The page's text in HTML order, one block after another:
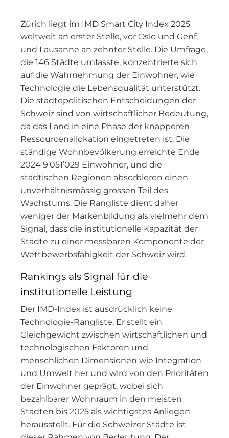
Zürich liegt im IMD Smart City Index 2025
weltweit an erster Stelle, vor Oslo und Genf,
und Lausanne an zehnter Stelle. Die Umfrage,
die 146 Städte umfasste, konzentrierte sich
auf die Wahrnehmung der Einwohner, wie
Technologie die Lebensqualität unterstützt.
Die städtepolitischen Entscheidungen der
Schweiz sind von wirtschaftlicher Bedeutung,
da das Land in eine Phase der knapperen
Ressourcenallokation eingetreten ist: Die
ständige Wohnbevölkerung erreichte Ende
2024 9’051’029 Einwohner, und die
städtischen Regionen absorbieren einen
unverhältnismässig grossen Teil des
Wachstums. Die Rangliste dient daher
weniger der Markenbildung als vielmehr dem
Signal, dass die institutionelle Kapazität der
Städte zu einer messbaren Komponente der
Wettbewerbsfähigkeit der Schweiz wird.
Rankings als Signal für die
institutionelle Leistung
Der IMD-Index ist ausdrücklich keine
Technologie-Rangliste. Er stellt ein
Gleichgewicht zwischen wirtschaftlichen und
technologischen Faktoren und
menschlichen Dimensionen wie Integration
und Umwelt her und wird von den Prioritäten
der Einwohner geprägt, wobei sich
bezahlbarer Wohnraum in den meisten
Städten bis 2025 als wichtigstes Anliegen
herausstellt. Für die Schweizer Städte ist